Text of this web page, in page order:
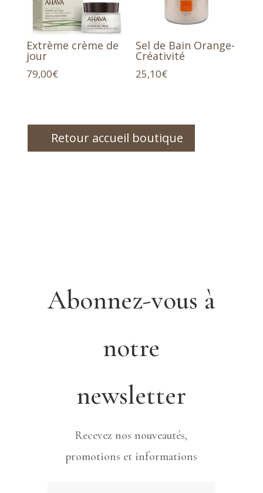
Extrème crème de
jour
79,00€
Sel de Bain Orange-
Créativité
25,10€
Retour accueil boutique
Abonnez-vous à
notre
newsletter
Recevez nos nouveautés,
promotions et informations